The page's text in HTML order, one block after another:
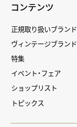
コンテンツ
正規取り扱いブランド
ヴィンテージブランド
特集
イベント・フェア
ショップリスト
トピックス